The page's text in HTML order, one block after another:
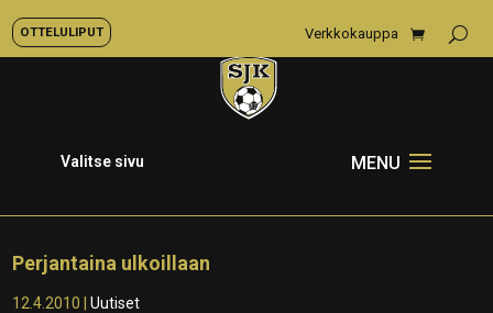
OTTELULIPUT Verkkokauppa
Valitse sivu
Perjantaina ulkoillaan
12.4.2010 |Uutiset